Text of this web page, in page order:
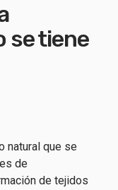
se tiene
natural que se
de
de tejidos